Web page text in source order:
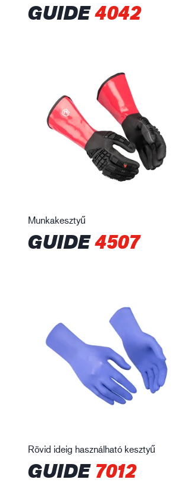
GUIDE4042
Munkakesztyű
GUIDE4507
Rövid ideig használható kesztyű
GUIDE7012